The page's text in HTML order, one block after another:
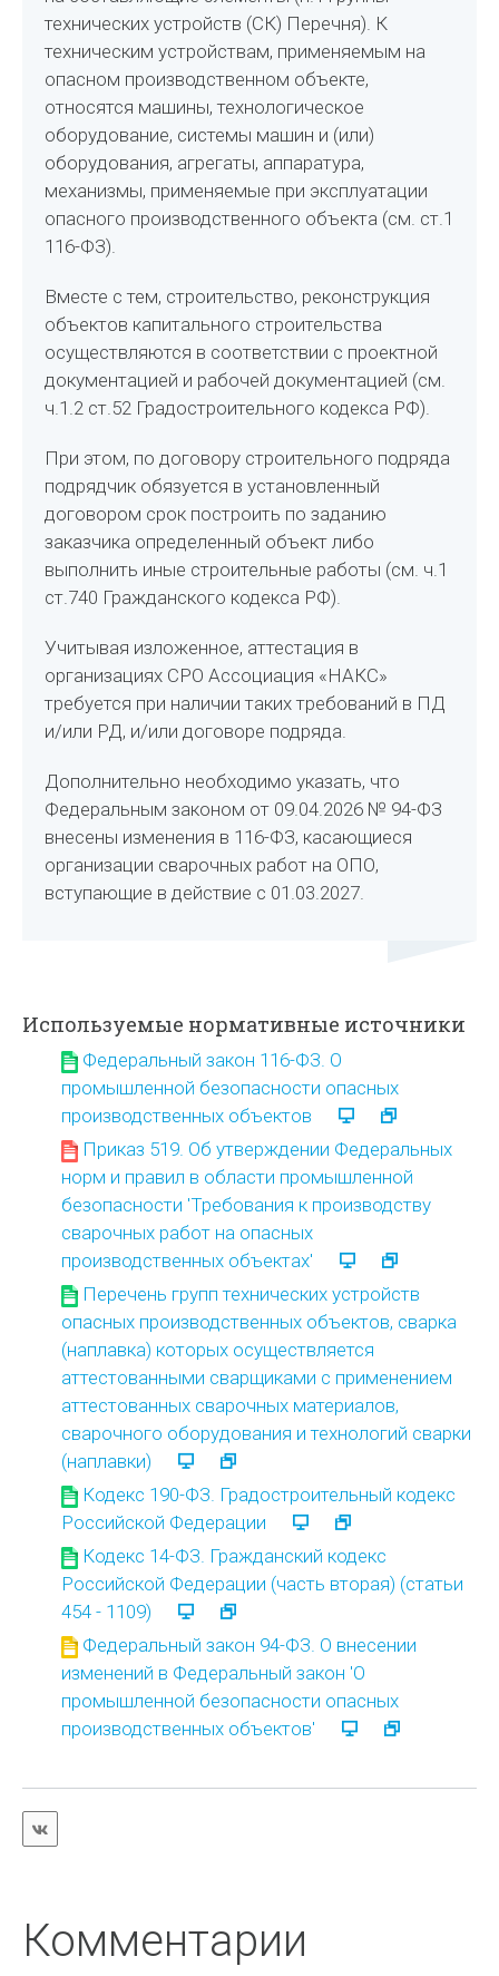
технических устройств (СК) Перечня). К
техническим устройствам, применяемым на
опасном производственном объекте,
относятся машины, технологическое
оборудование, системы машин и (или)
оборудования, агрегаты, аппаратура,
механизмы, применяемые при эксплуатации
опасного производственного объекта (см. ст.1
116-ФЗ).
Вместе с тем, строительство, реконструкция
объектов капитального строительства
осуществляются в соответствии с проектной
документацией и рабочей документацией (см.
ч.1.2 ст.52 Градостроительного кодекса РФ).
При этом, по договору строительного подряда
подрядчик обязуется в установленный
договором срок построить по заданию
заказчика определенный объект либо
выполнить иные строительные работы (см. ч.1
ст.740 Гражданского кодекса РФ).
Учитывая изложенное, аттестация в
организациях СРО Ассоциация «НАКС»
требуется при наличии таких требований в ПД
и/или РД, и/или договоре подряда.
Дополнительно необходимо указать, что
Федеральным законом от 09.04.2026 № 94-ФЗ
внесены изменения в 116-ФЗ, касающиеся
организации сварочных работ на ОПО,
вступающие в действие с 01.03.2027.
Используемые нормативные источники
Федеральный закон 116-ФЗ. О
промышленной безопасности опасных
производственных объектов
Приказ 519. Об утверждении Федеральных
норм и правил в области промышленной
безопасности 'Требования к производству
сварочных работ на опасных
производственных объектах'
Перечень групп технических устройств
опасных производственных объектов, сварка
(наплавка) которых осуществляется
аттестованными сварщиками с применением
аттестованных сварочных материалов,
сварочного оборудования и технологий сварки
(наплавки)
Кодекс 190-ФЗ. Градостроительный кодекс
Российской Федерации
Кодекс 14-ФЗ. Гражданский кодекс
Российской Федерации (часть вторая) (статьи
454 - 1109)
Федеральный закон 94-ФЗ. О внесении
изменений в Федеральный закон 'О
промышленной безопасности опасных
производственных объектов'
Комментарии